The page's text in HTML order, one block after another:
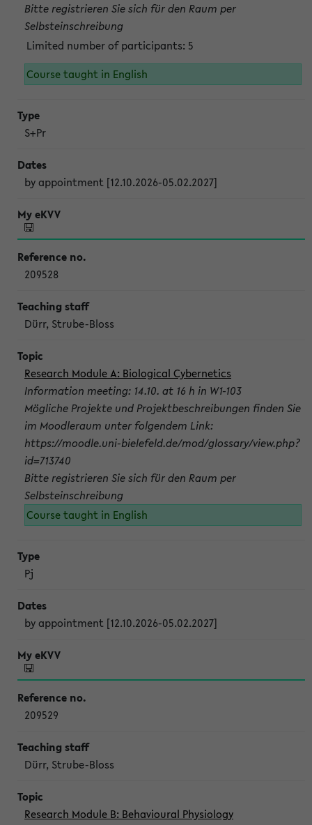
Bitte registrieren Sie sich für den Raum per
Selbsteinschreibung
Limited number of participants: 5
Course taught in English
S+Pr
by appointment [12.10.2026-05.02.2027]
209528
Dürr, Strube-Bloss
Research Module A: Biological Cybernetics
Information meeting: 14.10. at 16 h in W1-103
Mögliche Projekte und Projektbeschreibungen finden Sie
im Moodleraum unter folgendem Link:
https://moodle.uni-bielefeld.de/mod/glossary/view.php?
id=713740
Bitte registrieren Sie sich für den Raum per
Selbsteinschreibung
Course taught in English
Pj
by appointment [12.10.2026-05.02.2027]
209529
Dürr, Strube-Bloss
Research Module B: Behavioural Physiology